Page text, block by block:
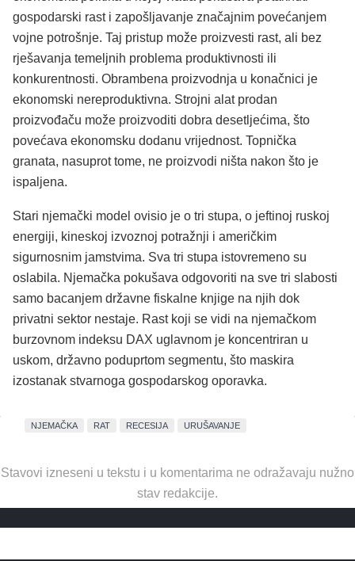
gospodarski rast i zapošljavanje značajnim povećanjem
vojne potrošnje. Taj pristup može proizvesti rast, ali bez
rješavanja temeljnih problema produktivnosti ili
konkurentnosti. Obrambena proizvodnja u konačnici je
ekonomski nereproduktivna. Strojni alat prodan
proizvođaču može proizvoditi dobra desetljećima, što
povećava ekonomsku dodanu vrijednost. Topnička
granata, nasuprot tome, ne proizvodi ništa nakon što je
ispaljena.
Stari njemački model ovisio je o tri stupa, o jeftinoj ruskoj
energiji, kineskoj izvoznoj potražnji i američkim
sigurnosnim jamstvima. Sva tri stupa istovremeno su
oslabila. Njemačka pokušava odgovoriti na sve tri slabosti
samo bacanjem državne fiskalne knjige na njih dok
privatni sektor nestaje. Rast koji se vidi na njemačkom
burzovnom indeksu DAX uglavnom je koncentriran u
uskom, državno poduprtom segmentu, što maskira
izostanak stvarnoga gospodarskog oporavka.
NJEMAČKA RAT RECESIJA URUŠAVANJE
Stavovi izneseni u tekstu i u komentarima ne odražavaju nužno
stav redakcije.